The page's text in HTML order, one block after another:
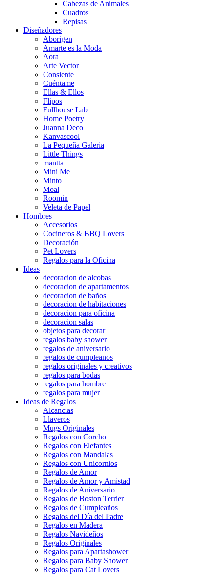
Cabezas de Animales
Cuadros
Repisas
Diseñadores
Aborigen
Amarte es la Moda
Aora
Arte Vector
Consiente
Cuéntame
Ellas & Ellos
Flipos
Fullhouse Lab
Home Poetry
Juanna Deco
Kanvascool
La Pequeña Galeria
Little Things
mantta
Mini Me
Minto
Moal
Roomin
Veleta de Papel
Hombres
Accesorios
Cocineros & BBQ Lovers
Decoración
Pet Lovers
Regalos para la Oficina
Ideas
decoracion de alcobas
decoracion de apartamentos
decoracion de baños
decoracion de habitaciones
decoracion para oficina
decoracion salas
objetos para decorar
regalos baby shower
regalos de aniversario
regalos de cumpleaños
regalos originales y creativos
regalos para bodas
regalos para hombre
regalos para mujer
Ideas de Regalos
Alcancias
Llaveros
Mugs Originales
Regalos con Corcho
Regalos con Elefantes
Regalos con Mandalas
Regalos con Unicornios
Regalos de Amor
Regalos de Amor y Amistad
Regalos de Aniversario
Regalos de Boston Terrier
Regalos de Cumpleaños
Regalos del Día del Padre
Regalos en Madera
Regalos Navideños
Regalos Originales
Regalos para Apartashower
Regalos para Baby Shower
Regalos para Cat Lovers